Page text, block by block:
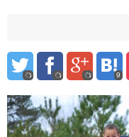
9